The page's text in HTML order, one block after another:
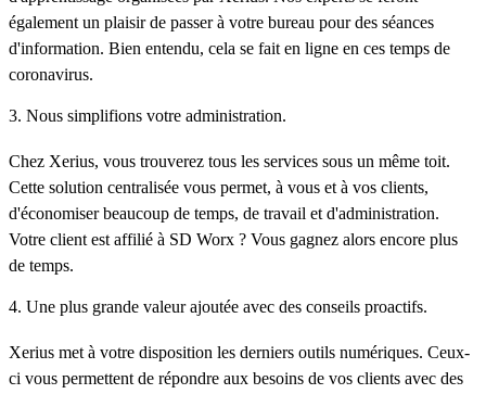
également un plaisir de passer à votre bureau pour des séances
d'information. Bien entendu, cela se fait en ligne en ces temps de
coronavirus.
3. Nous simplifions votre administration.
Chez Xerius, vous trouverez tous les services sous un même toit.
Cette solution centralisée vous permet, à vous et à vos clients,
d'économiser beaucoup de temps, de travail et d'administration.
Votre client est affilié à SD Worx ? Vous gagnez alors encore plus
de temps.
4. Une plus grande valeur ajoutée avec des conseils proactifs.
Xerius met à votre disposition les derniers outils numériques. Ceux-
ci vous permettent de répondre aux besoins de vos clients avec des